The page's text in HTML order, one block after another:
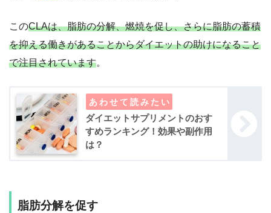
このCLAは、脂肪の分解、燃焼を促し、さらに脂肪の蓄積
を抑える働きがあることからダイエットの助けになること
で注目されています。
ダイエットサプリメントのおす
すめランキング！効果や副作用
は？
脂肪分解を促す